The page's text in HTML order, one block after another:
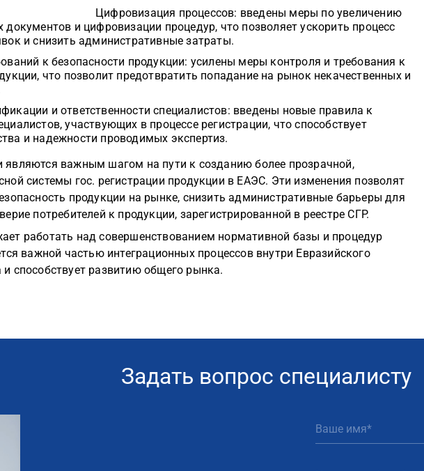
Цифровизация процессов: введены меры по увеличению
документов и цифровизации процедур, что позволяет ускорить процесс
и снизить административные затраты.
к безопасности продукции: усилены меры контроля и требования к
что позволит предотвратить попадание на рынок некачественных и
и ответственности специалистов: введены новые правила к
участвующих в процессе регистрации, что способствует
и надежности проводимых экспертиз.
являются важным шагом на пути к созданию более прозрачной,
системы гос. регистрации продукции в ЕАЭС. Эти изменения позволят
продукции на рынке, снизить административные барьеры для
потребителей к продукции, зарегистрированной в реестре СГР.
работать над совершенствованием нормативной базы и процедур
важной частью интеграционных процессов внутри Евразийского
способствует развитию общего рынка.
Задать вопрос специалисту